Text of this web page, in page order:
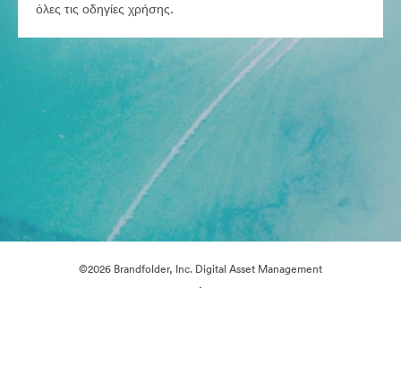
όλες τις οδηγίες χρήσης.
©2026 Brandfolder, Inc. Digital Asset Management
·